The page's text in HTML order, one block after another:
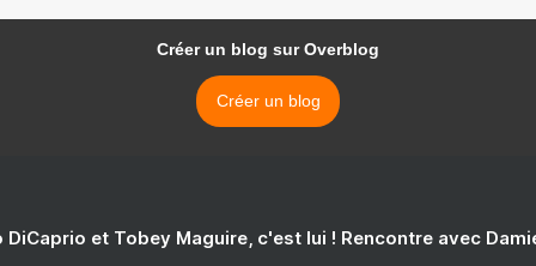
Créer un blog sur Overblog
Créer un blog
DiCaprio et Tobey Maguire, c'est lui ! Rencontre avec